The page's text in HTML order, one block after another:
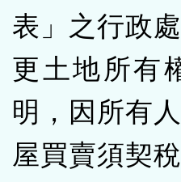
表」之行政
更土地所有
明，因所有
屋買賣須契